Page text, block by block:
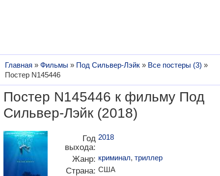
Главная » Фильмы » Под Сильвер-Лэйк » Все постеры (3) »
Постер N145446
Постер N145446 к фильму Под
Сильвер-Лэйк (2018)
Год
выхода:
2018
Жанр: криминал, триллер
Страна: США